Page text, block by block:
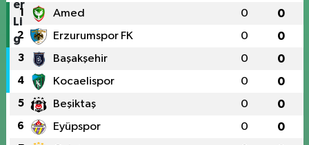
1 Amed 0 0
2 Erzurumspor FK 0 0
3 Başakşehir 0 0
4 Kocaelispor 0 0
5 Beşiktaş 0 0
6 Eyüpspor 0 0